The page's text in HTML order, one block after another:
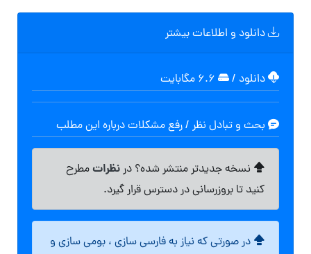
دانلود و اطلاعات بیشتر
دانلود /
بحث و تبادل نظر / رفع مشکلات درباره این مطلب
نسخه جدیدتر منتشر شده؟ درنظراتمطرح
کنید تا بروزرسانی در دسترس قرار گیرد.
در صورتی که نیاز به فارسی سازی ، بومی سازی و